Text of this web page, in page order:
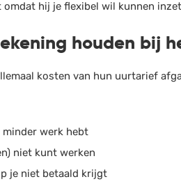
hij je flexibel wil kunnen
houden bij
kosten van hun uurtarief
werk hebt
niet kunt werken
je niet betaald krijgt